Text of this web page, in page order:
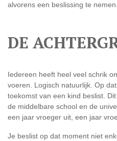
alvorens een beslissing te nemen.
DE
Iedereen heeft heel veel schrik
voeren. Logisch natuurlijk. Op
toekomst van een kind beslist.
de middelbare school en de
een jaar vroeger uit, een jaar
Je beslist op dat moment niet